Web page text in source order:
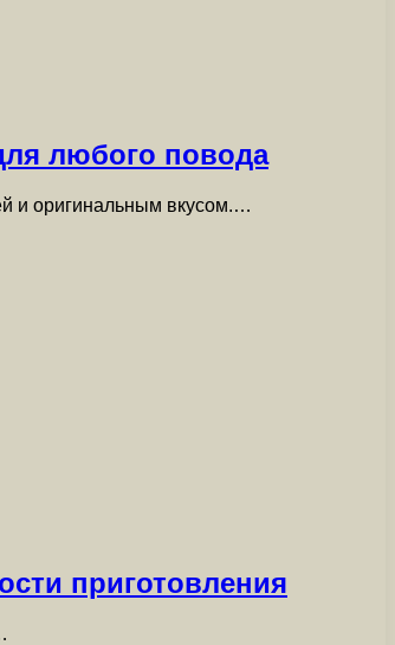
любого повода
и оригинальным вкусом.…
приготовления